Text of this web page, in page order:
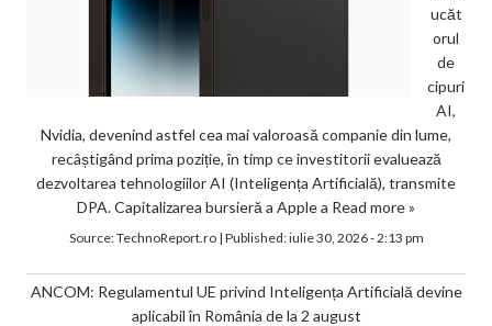
ucăt
orul
de
cipuri
AI,
Nvidia, devenind astfel cea mai valoroasă companie din lume,
recâștigând prima poziție, în timp ce investitorii evaluează
dezvoltarea tehnologiilor AI (Inteligența Artificială), transmite
DPA. Capitalizarea bursieră a Apple a Read more »
Source:TechnoReport.ro| Published:iulie 30, 2026 - 2:13 pm
ANCOM: Regulamentul UE privind Inteligența Artificială devine
aplicabil în România de la 2 august